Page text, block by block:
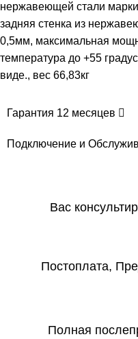
нержавеющей стали
задняя стенка из
0,5мм, максимальная
температура до +55
виде., вес 66,83кг
Гарантия 12 месяцев
Подключение и
Вас
Постоплата,
Полная